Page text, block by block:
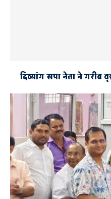
दिव्यांग सपा नेता ने गरीब